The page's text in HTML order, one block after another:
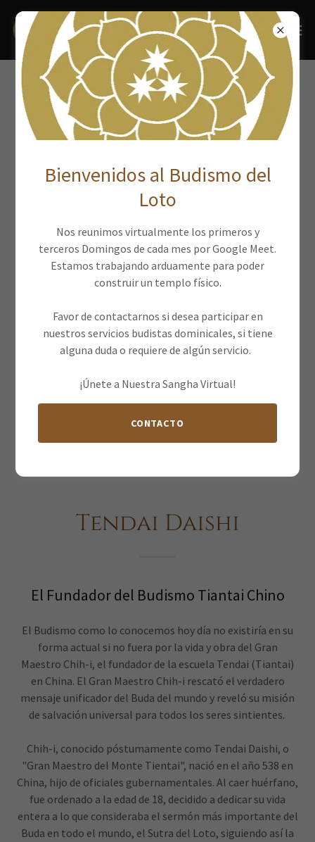
Tendai Daishi
El Fundador del Budismo Tiantai Chino
El Budismo como lo conocemos hoy día no existiría en su
forma actual si no fuera por la vida y obra del Gran
Maestro Chih-i, el fundador de la escuela Tendai (Tiantai)
en China. El Gran Maestro Chih-i rescató el verdadero
mensaje unificador del Buda del mundo y reveló su misión
de salvación universal para todos los seres sintientes.
Chih-i, conocido póstumamente como Tendai Daishi, o
"Gran Maestro del Monte Tientai", nació en el año 538 en
China, hijo de oficiales gubernamentales. Al caer huérfano,
fue ordenado a la edad de 18, decidido a dedicar su vida
entera a lo que consideraba el sermón más importante del
Buda en todo el mundo, el Sutra del Loto, siguiendo así la
Bienvenidos al Budismo del
Loto
Nos reunimos virtualmente los primeros y
terceros Domingos de cada mes por Google Meet.
Estamos trabajando arduamente para poder
construir un templo físico.
Favor de contactarnos si desea participar en
nuestros servicios budistas dominicales, si tiene
alguna duda o requiere de algún servicio.
¡Únete a Nuestra Sangha Virtual!
CONTACTO